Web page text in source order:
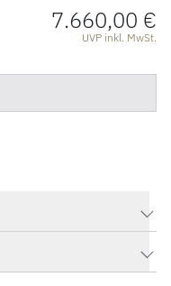
7.660,00 €
UVP inkl. MwSt.